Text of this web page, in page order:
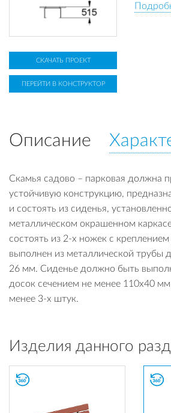
СКАЧАТЬ ПРОЕКТ
ПЕРЕЙТИ В КОНСТРУКТОР
Описание
Скамья садово – парковая должна
устойчивую конструкцию,
и состоять из сиденья,
металлическом окрашенном
состоять из 2-х ножек с
выполнен из металлической трубы
26 мм. Сиденье должно быть
досок сечением не менее 110х40 мм
менее 3-х штук.
Изделия данного